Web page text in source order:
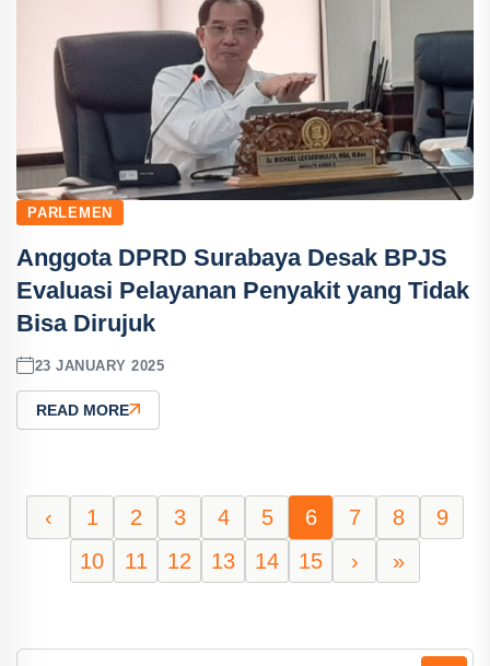
PARLEMEN
Anggota DPRD Surabaya Desak BPJS
Evaluasi Pelayanan Penyakit yang Tidak
Bisa Dirujuk
23 JANUARY 2025
READ MORE
‹ 1 2 3 4 5 6 7 8
9
10
11 12 13 14 15 › »